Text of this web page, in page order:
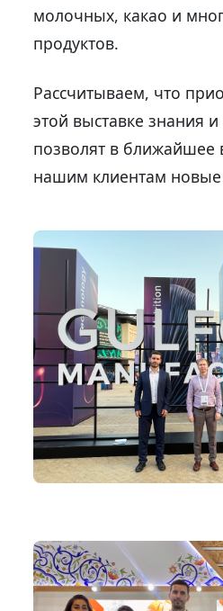
молочных, какао и
продуктов.
Рассчитываем, что
этой выставке знания и
позволят в ближайшее
нашим клиентам